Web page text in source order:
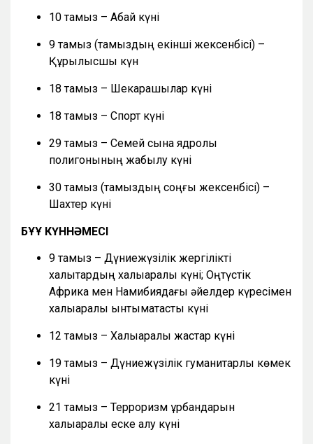
10 тамыз – Абай күні
9 тамыз (тамыздың екінші жексенбісі) –
Құрылысшы күн
18 тамыз – Шекарашылар күні
18 тамыз – Спорт күні
29 тамыз – Семей сынақ ядролық
полигонының жабылу күні
30 тамыз (тамыздың соңғы жексенбісі) –
Шахтер күні
БҰҰ КҮННӘМЕСІ
9 тамыз – Дүниежүзілік жергілікті
халықтардың халықаралық күні; Оңтүстік
Африка мен Намибиядағы әйелдер күресімен
халықаралық ынтымақтастық күні
12 тамыз – Халықаралық жастар күні
19 тамыз – Дүниежүзілік гуманитарлық көмек
күні
21 тамыз – Терроризм құрбандарын
халықаралық еске алу күні